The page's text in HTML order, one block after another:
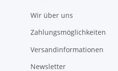
Wir über uns
Zahlungsmöglichkeiten
Versandinformationen
Newsletter